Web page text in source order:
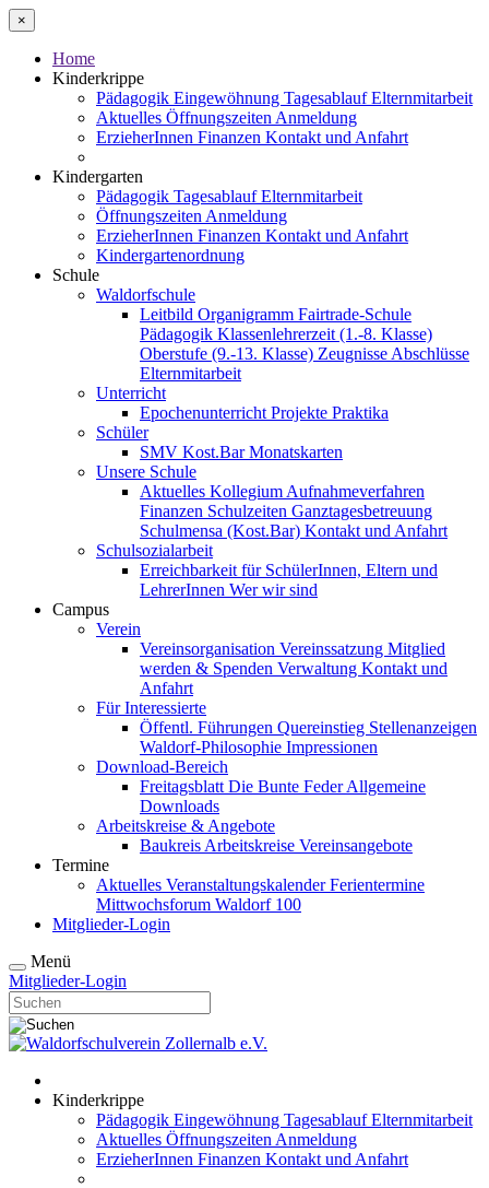
×
Home
Kinderkrippe
Pädagogik Eingewöhnung TagesablaufElternmitarbeit
Aktuelles Öffnungszeiten Anmeldung
ErzieherInnen Finanzen Kontakt und Anfahrt
Kindergarten
Pädagogik TagesablaufElternmitarbeit
Öffnungszeiten Anmeldung
ErzieherInnen Finanzen Kontakt und Anfahrt
Kindergartenordnung
Schule
Waldorfschule
Leitbild Organigramm Fairtrade-Schule
Pädagogik Klassenlehrerzeit (1.-8. Klasse)
Oberstufe (9.-13. Klasse) Zeugnisse Abschlüsse
Elternmitarbeit
Unterricht
Epochenunterricht Projekte Praktika
Schüler
SMV Kost.BarMonatskarten
Unsere Schule
Aktuelles Kollegium Aufnahmeverfahren
Finanzen Schulzeiten Ganztagesbetreuung
Schulmensa (Kost.Bar) Kontakt und Anfahrt
Schulsozialarbeit
Erreichbarkeit für SchülerInnen, Eltern und
LehrerInnen Wer wir sind
Campus
Verein
Vereinsorganisation Vereinssatzung Mitglied
werden & Spenden Verwaltung Kontakt und
Anfahrt
Für Interessierte
Öffentl. Führungen Quereinstieg Stellenanzeigen
Waldorf-Philosophie Impressionen
Download-Bereich
Freitagsblatt Die Bunte FederAllgemeine
Downloads
Arbeitskreise & Angebote
Baukreis Arbeitskreise Vereinsangebote
Termine
Aktuelles VeranstaltungskalenderFerientermine
Mittwochsforum Waldorf 100
Mitglieder-Login
Menü
Mitglieder-Login
Kinderkrippe
Pädagogik Eingewöhnung TagesablaufElternmitarbeit
Aktuelles Öffnungszeiten Anmeldung
ErzieherInnen Finanzen Kontakt und Anfahrt